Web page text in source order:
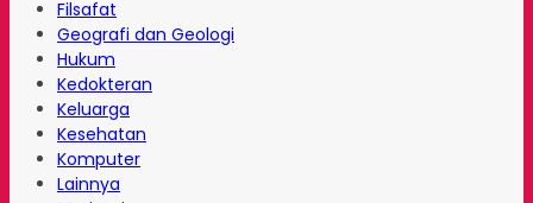
Filsafat
Geografi dan Geologi
Hukum
Kedokteran
Keluarga
Kesehatan
Komputer
Lainnya